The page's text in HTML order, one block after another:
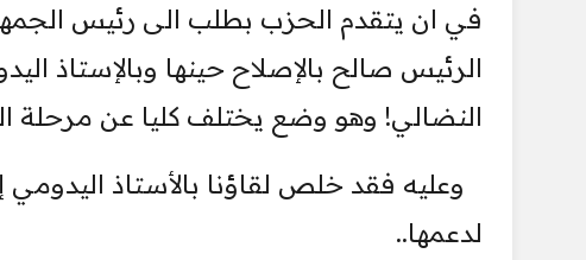
في ان يتقدم الحزب بطلب الى رئيس
الرئيس صالح بالإصلاح حينها وبالإستاذ
النضالي! وهو وضع يختلف كليا عن مرحلة
وعليه فقد خلص لقاؤنا بالأستاذ
لدعمها..